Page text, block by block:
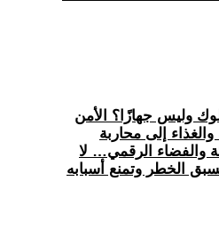
وليس جهازًا؟ الأمن
إلى محاربة
والفضاء الرقمي… لا
الخطر وتمنع أسبابه